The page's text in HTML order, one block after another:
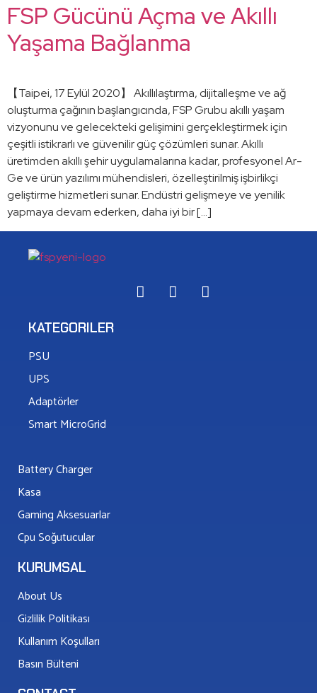
FSP Gücünü Açma ve Akıllı
Yaşama Bağlanma
【Taipei, 17 Eylül 2020】 Akıllılaştırma, dijitalleşme ve ağ
oluşturma çağının başlangıcında, FSP Grubu akıllı yaşam
vizyonunu ve gelecekteki gelişimini gerçekleştirmek için
çeşitli istikrarlı ve güvenilir güç çözümleri sunar. Akıllı
üretimden akıllı şehir uygulamalarına kadar, profesyonel Ar-
Ge ve ürün yazılımı mühendisleri, özelleştirilmiş işbirlikçi
geliştirme hizmetleri sunar. Endüstri gelişmeye ve yenilik
yapmaya devam ederken, daha iyi bir […]
KATEGORILER
PSU
UPS
Adaptörler
Smart MicroGrid
Battery Charger
Kasa
Gaming Aksesuarlar
Cpu Soğutucular
KURUMSAL
About Us
Gizlilik Politikası
Kullanım Koşulları
Basın Bülteni